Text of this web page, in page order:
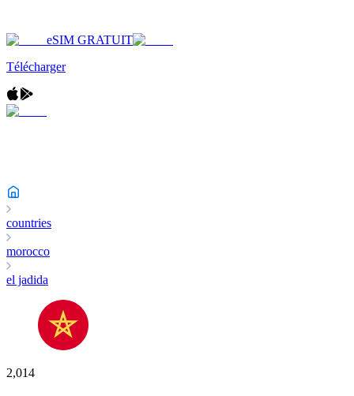
eSIM GRATUIT
Télécharger
countries
morocco
el jadida
2,014